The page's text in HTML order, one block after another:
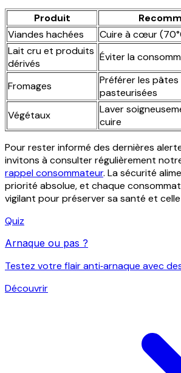
Produit
Viandes hachées
Cuire à cœur
Lait cru et produits
dérivés
Éviter la
Fromages
Préférer les
pasteurisées
Végétaux
Laver
cuire
Pour rester informé des dernières
invitons à consulter régulièrement
rappel consommateur. La sécurité
priorité absolue, et chaque
vigilant pour préserver sa santé et
Quiz
Arnaque ou pas ?
Testez votre flair anti‑arnaque avec
Découvrir